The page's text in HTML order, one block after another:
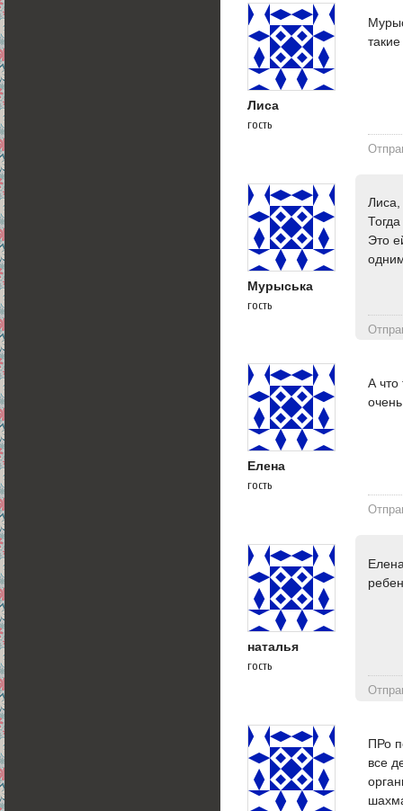
Лиса
гость
Мурыська
гость
Это
Елена
гость
А что
наталья
гость
ПРо
все